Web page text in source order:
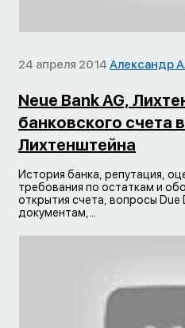
24 апреля 2014 Александр
Neue Bank AG,
банковского счета
Лихтенштейна
История банка, репутация,
требования по остаткам и
открытия счета, вопросы Due
документам,...